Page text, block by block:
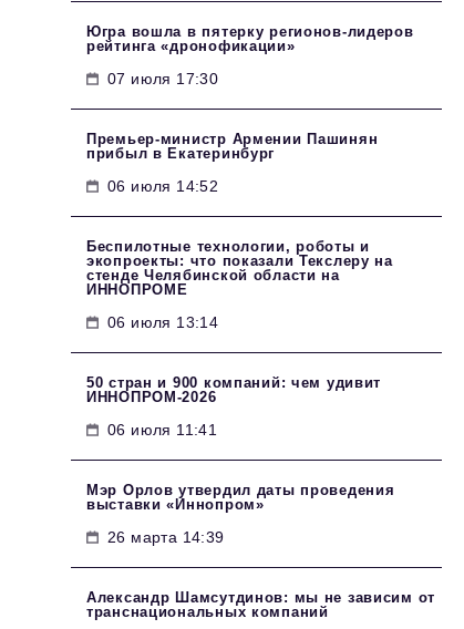
Югра вошла в пятерку регионов-лидеров
рейтинга «дронофикации»
07 июля 17:30
Премьер-министр Армении Пашинян
прибыл в Екатеринбург
06 июля 14:52
Беспилотные технологии, роботы и
экопроекты: что показали Текслеру на
стенде Челябинской области на
ИННОПРОМЕ
06 июля 13:14
50 стран и 900 компаний: чем удивит
ИННОПРОМ‑2026
06 июля 11:41
Мэр Орлов утвердил даты проведения
выставки «Иннопром»
26 марта 14:39
Александр Шамсутдинов: мы не зависим от
транснациональных компаний